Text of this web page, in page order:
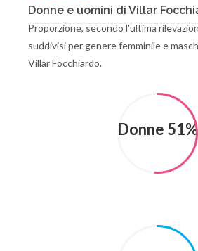
Donne e uomini di Villar
Proporzione, secondo l'ultima
suddivisi per genere femminile e
Villar Focchiardo.
Donne 51%